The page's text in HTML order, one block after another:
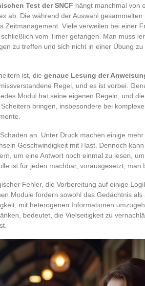
Test der SNCF hängt manchmal von
ab. Die während der Auswahl gesammelten
Zeitmanagement. Viele verweilen bei einer
vom Timer gefangen. Man muss
zu treffen und sich nicht in einer Übung
ist, die genaue Lesung der
Regel, und es ist vorbei.
Modul hat seine eigenen Regeln, und
bringen, insbesondere bei
an. Unter Druck machen einige
Geschwindigkeit mit Hast. Dennoch
um eine Antwort noch einmal zu lesen,
ist für jeden machbar, vorausgesetzt, man
Fehler, die Vorbereitung auf einige
Module fordern sowohl das Gedächtnis als
mit heterogenen Informationen
bedeutet, die Vielseitigkeit zu